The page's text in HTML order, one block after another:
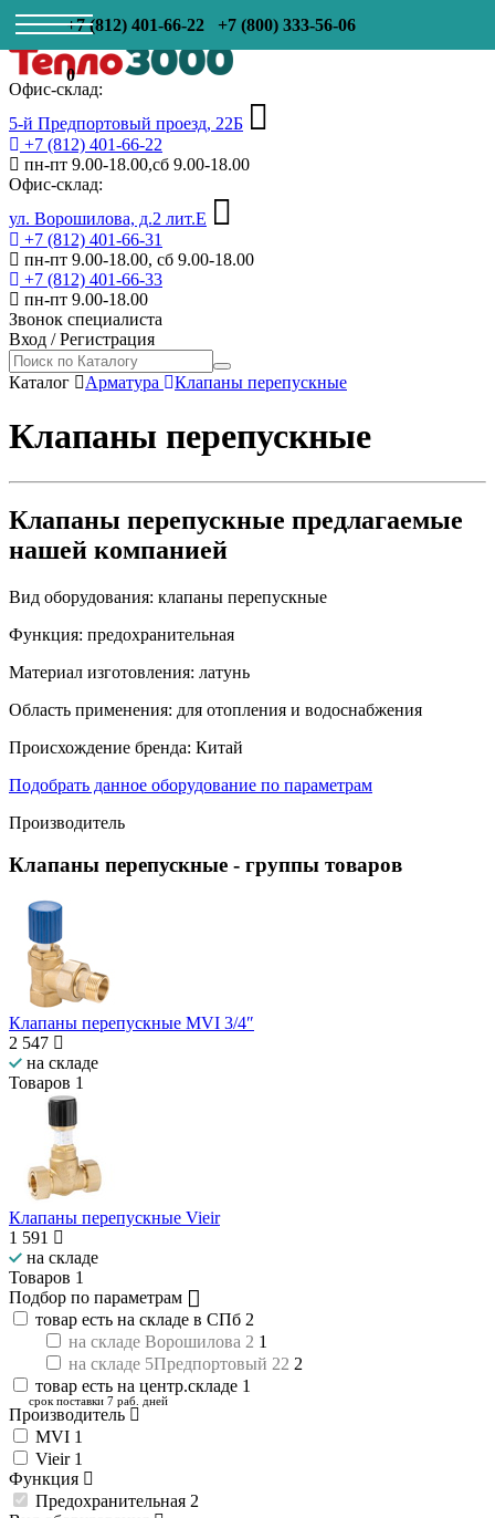
+7 (812) 401-66-22 +7 (800) 333-56-06
0
Офис-склад:
5-й Предпортовый проезд, 22Б
+7 (812) 401-66-22
пн-пт 9.00-18.00,сб 9.00-18.00
Офис-склад:
ул. Ворошилова, д.2 лит.Е
+7 (812) 401-66-31
пн-пт 9.00-18.00, сб 9.00-18.00
+7 (812) 401-66-33
пн-пт 9.00-18.00
Звонок специалиста
Вход /Регистрация
Каталог Арматура Клапаны перепускные
Клапаны перепускные
Клапаны перепускные предлагаемые
нашей компанией
Вид оборудования: клапаны перепускные
Функция: предохранительная
Материал изготовления: латунь
Область применения: для отопления и водоснабжения
Происхождение бренда: Китай
Подобрать данное оборудование по параметрам
Производитель
Клапаны перепускные - группы товаров
Клапаны перепускные MVI 3/4″
2 547
на складе
Товаров 1
Клапаны перепускные Vieir
1 591
на складе
Товаров 1
Подбор по параметрам
товар есть на складе в СПб 2
на складе Ворошилова 2 1
на складе 5Предпортовый 22 2
товар есть на центр.складе 1
срок поставки 7 раб. дней
Производитель
MVI 1
Vieir 1
Функция
Предохранительная 2